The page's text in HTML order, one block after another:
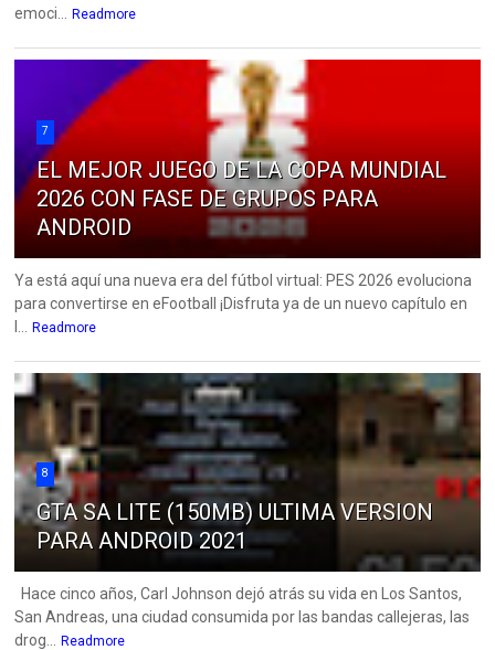
emoci...
Readmore
7
EL MEJOR JUEGO DE LA COPA MUNDIAL
2026 CON FASE DE GRUPOS PARA
ANDROID
Ya está aquí una nueva era del fútbol virtual: PES 2026 evoluciona
para convertirse en eFootball ¡Disfruta ya de un nuevo capítulo en
Readmore
8
GTA SA LITE (150MB) ULTIMA VERSION
PARA ANDROID 2021
Hace cinco años, Carl Johnson dejó atrás su vida en Los Santos,
San Andreas, una ciudad consumida por las bandas callejeras, las
drog...
Readmore